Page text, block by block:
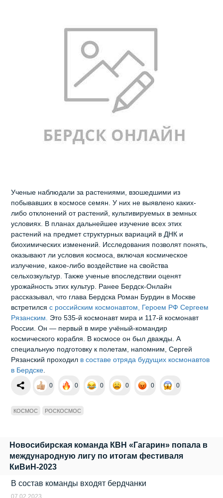
Ученые наблюдали за растениями, взошедшими из
побывавших в космосе семян. У них не выявлено каких-
либо отклонений от растений, культивируемых в земных
условиях. В планах дальнейшее изучение всех этих
растений на предмет структурных вариаций в ДНК и
биохимических изменений. Исследования позволят понять,
оказывают ли условия космоса, включая космическое
излучение, какое-либо воздействие на свойства
сельхозкультур. Также ученые впоследствии оценят
урожайность этих культур. Ранее Бердск-Онлайн
рассказывал, что глава Бердска Роман Бурдин в Москве
встретился с российским космонавтом, Героем РФ Сергеем
Рязанским.
Это 535-й космонавт мира и 117-й космонавт
России. Он — первый в мире учёный-командир
космического корабля. В космосе он был дважды. А
специальную подготовку к полетам, напомним, Сергей
Рязанский проходил в составе отряда будущих космонавтов
в Бердске
0 0 0 0 0 0
КОСМОС РОСКОСМОС
Новосибирская команда КВН «Гагарин» попала в
международную лигу по итогам фестиваля
КиВиН-2023
В состав команды входят бердчанки
07.02.2023